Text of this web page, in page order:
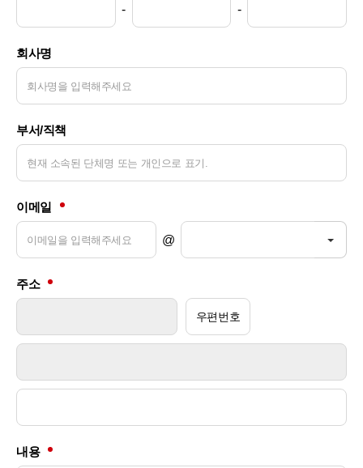
- -
회사명
부서/직책
이메일
@
주소
우편번호
내용